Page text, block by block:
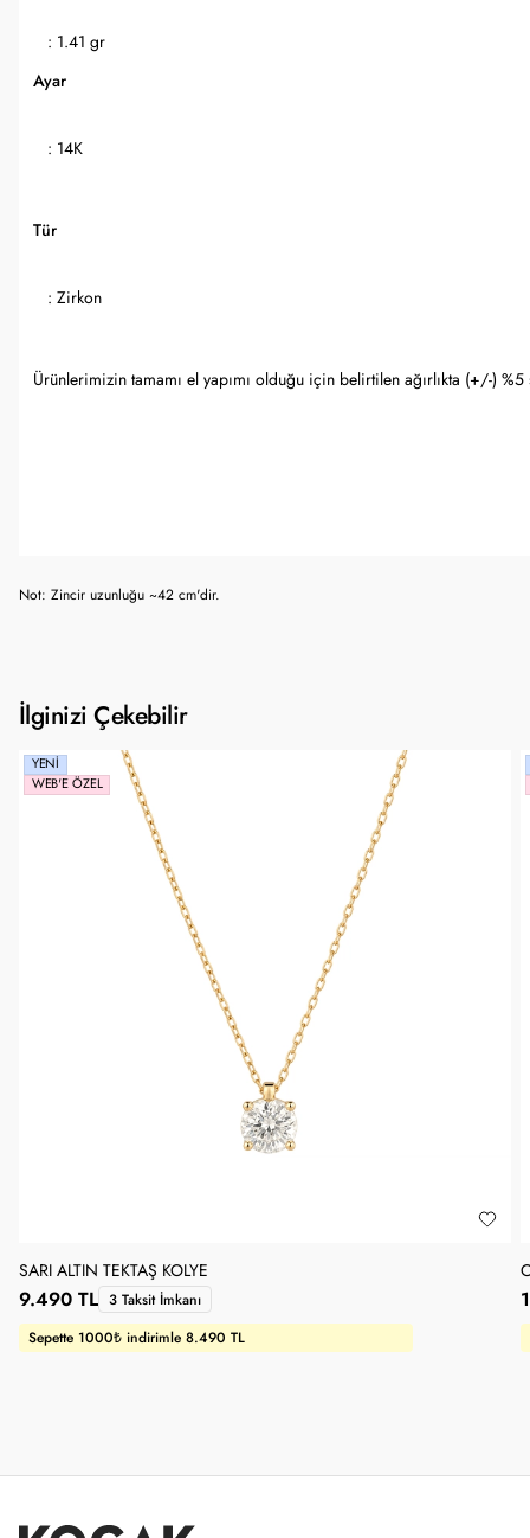
: 1.41 gr
Ayar
: 14K
Tür
: Zirkon
Ürünlerimizin tamamı el yapımı olduğu için belirtilen ağırlıkta (+/-)
Not: Zincir uzunluğu ~42 cm'dir.
İlginizi Çekebilir
YENI
WEB'E ÖZEL
SARI ALTIN TEKTAŞ KOLYE
Sepette 1000₺ indirimle 8.490 TL
9.490 TL 3 Taksit İmkanı